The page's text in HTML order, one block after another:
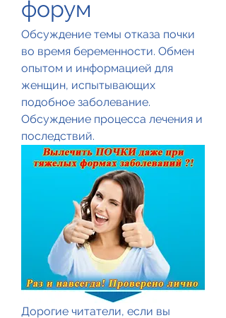
форум
Обсуждение темы отказа почки
во время беременности. Обмен
опытом и информацией для
женщин, испытывающих
подобное заболевание.
Обсуждение процесса лечения и
последствий.
Дорогие читатели, если вы